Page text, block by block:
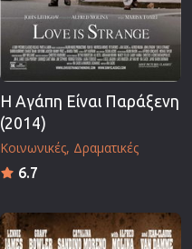
Η Αγάπη Είναι Παράξενη
(2014)
Κοινωνικές Δραματικές
6.7